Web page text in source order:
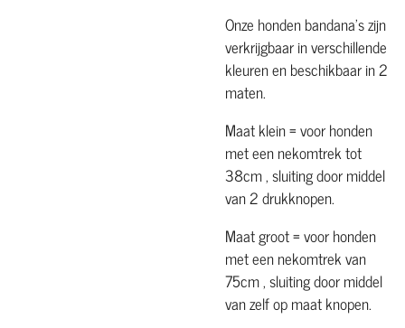
Onze honden bandana's zijn
verkrijgbaar in verschillende
kleuren en beschikbaar in 2
maten.
Maat klein = voor honden
met een nekomtrek tot
38cm , sluiting door middel
van 2 drukknopen.
Maat groot = voor honden
met een nekomtrek van
75cm , sluiting door middel
van zelf op maat knopen.